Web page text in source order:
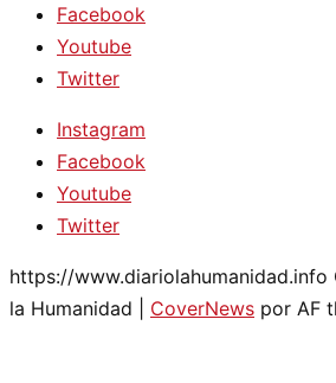
Facebook
Youtube
Twitter
Instagram
Facebook
Youtube
Twitter
https://
la Humanidad
CoverNews por AF